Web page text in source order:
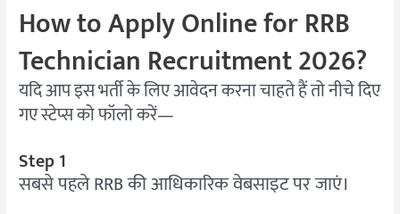
How to Apply Online for RRB
Technician Recruitment 2026?
यदि आप इस भर्ती के लिए आवेदन करना चाहते हैं तो नीचे दिए
गए स्टेप्स को फॉलो करें—
Step 1
सबसे पहले RRB की आधिकारिक वेबसाइट पर जाएं।